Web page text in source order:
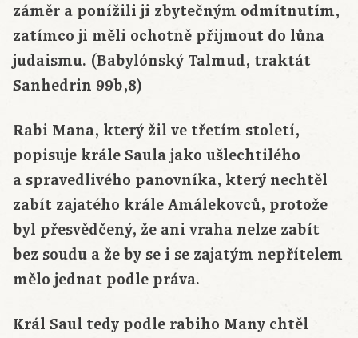
záměr a ponížili ji zbytečným odmítnutím,
zatímco ji měli ochotně přijmout do lůna
judaismu. (Babylónský Talmud, traktát
Sanhedrin 99b,8)
Rabi Mana, který žil ve třetím století,
popisuje krále Saula jako ušlechtilého
a spravedlivého panovníka, který nechtěl
zabít zajatého krále Amálekovců, protože
byl přesvědčený, že ani vraha nelze zabít
bez soudu a že by se i se zajatým nepřítelem
mělo jednat podle práva.
Král Saul tedy podle rabiho Many chtěl